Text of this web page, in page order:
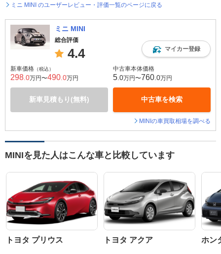
ミニ MINI のユーザーレビュー・評価一覧のページに戻る
ミニ MINI
総合評価
4.4 マイカー登録
新車価格 （税込）
298 .0万円〜490 .0万円
新車見積もり(無料)
中古車本体価格
5 .0万円〜760 .0万円
中古車を検索
MINIの車買取相場を調べる
MINIを見た人はこんな車と比較しています
トヨタ プリウス トヨタ アクア ホン